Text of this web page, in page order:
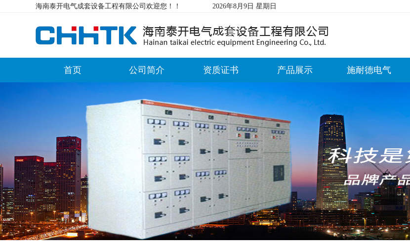
海南泰开电气成套设备工程有限公司欢迎您！！ 2026年8月9日 星期日
首页 公司简介 资质证书 产品展示 施耐德电气